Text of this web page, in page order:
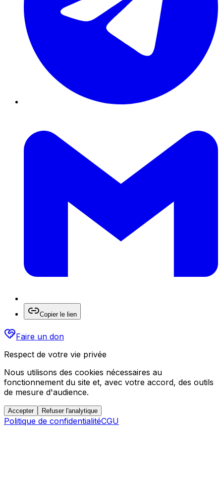
Copier le lien
Faire un don
Respect de votre vie privée
Nous utilisons des cookies nécessaires au
fonctionnement du site et, avec votre accord, des outils
de mesure d'audience.
Accepter Refuser l'analytique
Politique de confidentialitéCGU